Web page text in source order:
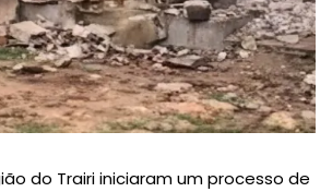
do Trairi iniciaram um processo de